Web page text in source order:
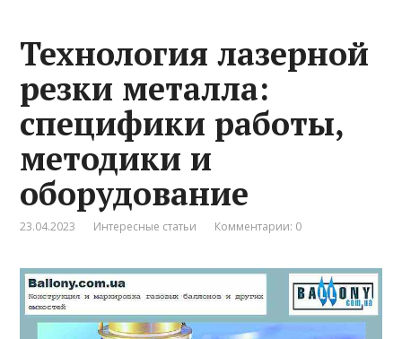
Технология лазерной
резки металла:
специфики работы,
методики и
оборудование
23.04.2023 Интересные статьи Комментарии: 0